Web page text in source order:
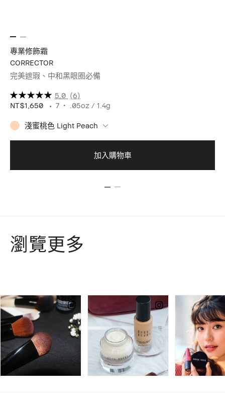
專業修飾霜
CORRECTOR
完美遮瑕、中和黑眼圈必備
5.0 (6)
NT$1,650
7 .05oz / 1.4g
淺蜜桃色 Light Peach
加入購物車
瀏覽更多